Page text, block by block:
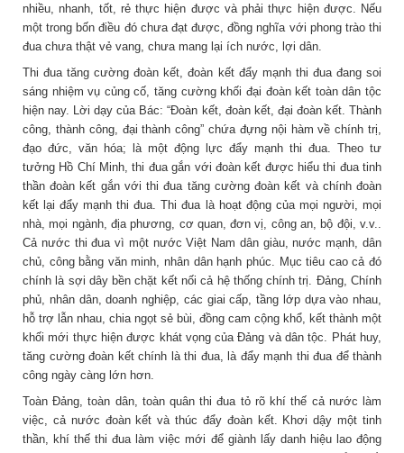
nhiều, nhanh, tốt, rẻ thực hiện được và phải thực hiện được. Nếu
một trong bốn điều đó chưa đạt được, đồng nghĩa với phong trào thi
đua chưa thật vẻ vang, chưa mang lại ích nước, lợi dân.
Thi đua tăng cường đoàn kết, đoàn kết đẩy mạnh thi đua đang soi
sáng nhiệm vụ củng cố, tăng cường khối đại đoàn kết toàn dân tộc
hiện nay. Lời dạy của Bác: “Đoàn kết, đoàn kết, đại đoàn kết. Thành
công, thành công, đại thành công” chứa đựng nội hàm về chính trị,
đạo đức, văn hóa; là một động lực đẩy mạnh thi đua. Theo tư
tưởng Hồ Chí Minh, thi đua gắn với đoàn kết được hiểu thi đua tinh
thần đoàn kết gắn với thi đua tăng cường đoàn kết và chính đoàn
kết lại đẩy mạnh thi đua. Thi đua là hoạt động của mọi người, mọi
nhà, mọi ngành, địa phương, cơ quan, đơn vị, công an, bộ đội, v.v..
Cả nước thi đua vì một nước Việt Nam dân giàu, nước mạnh, dân
chủ, công bằng văn minh, nhân dân hạnh phúc. Mục tiêu cao cả đó
chính là sợi dây bền chặt kết nối cả hệ thống chính trị. Đảng, Chính
phủ, nhân dân, doanh nghiệp, các giai cấp, tầng lớp dựa vào nhau,
hỗ trợ lẫn nhau, chia ngọt sẻ bùi, đồng cam cộng khổ, kết thành một
khối mới thực hiện được khát vọng của Đảng và dân tộc. Phát huy,
tăng cường đoàn kết chính là thi đua, là đẩy mạnh thi đua để thành
công ngày càng lớn hơn.
Toàn Đảng, toàn dân, toàn quân thi đua tỏ rõ khí thế cả nước làm
việc, cả nước đoàn kết và thúc đẩy đoàn kết. Khơi dậy một tinh
thần, khí thế thi đua làm việc mới để giành lấy danh hiệu lao động